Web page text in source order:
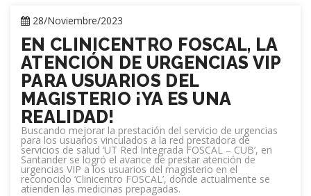
28/Noviembre/2023
EN CLINICENTRO FOSCAL, LA
ATENCIÓN DE URGENCIAS VIP
PARA USUARIOS DEL
MAGISTERIO ¡YA ES UNA
REALIDAD!
Buscando mejorar la prestación del servicio de urgencias
para los usuarios vinculados a la red prestadora de
servicios de salud ‘UT Red Integrada FOSCAL – CUB’, en
Santander se logró el avance de prestar atención de
urgencias VIP a los usuarios del magisterio en el
reconocido ‘Clinicentro FOSCAL’, donde actualmente se
atienden las medicinas prepagadas.